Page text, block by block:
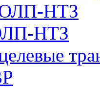
НТЗ
НТЗ